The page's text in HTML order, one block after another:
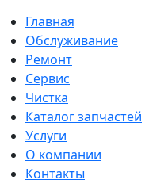
Главная
Обслуживание
Ремонт
Сервис
Чистка
Каталог запчастей
Услуги
О компании
Контакты